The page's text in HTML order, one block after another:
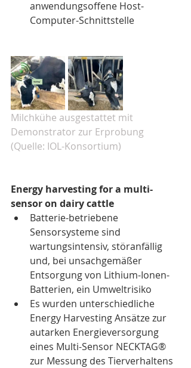
anwendungsoffene Host-
Computer-Schnittstelle
Milchkühe ausgestattet mit
Demonstrator zur Erprobung
(Quelle: IOL-Konsortium)
Energy harvesting for a multi-
sensor on dairy cattle
Batterie-betriebene
Sensorsysteme sind
wartungsintensiv, störanfällig
und, bei unsachgemäßer
Entsorgung von Lithium-Ionen-
Batterien, ein Umweltrisiko
Es wurden unterschiedliche
Energy Harvesting Ansätze zur
autarken Energieversorgung
eines Multi-Sensor NECKTAG®
zur Messung des Tierverhaltens